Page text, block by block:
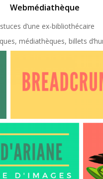
Webmédiathèque
d’une ex-bibliothécaire
médiathèques, billets